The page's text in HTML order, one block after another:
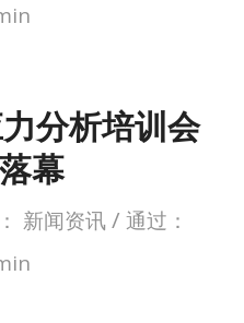
分析培训会
幕
新闻资讯 / 通过：